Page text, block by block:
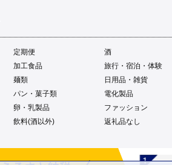
定期便
酒
加工食品
旅行・宿泊・体験
麺類
日用品・雑貨
パン・菓子類
電化製品
卵・乳製品
ファッション
飲料(酒以外) 返礼品なし